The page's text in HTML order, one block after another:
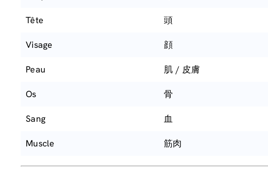
Tête 頭
Visage 顔
Peau 肌 / 皮膚
Os 骨
Sang 血
Muscle 筋肉